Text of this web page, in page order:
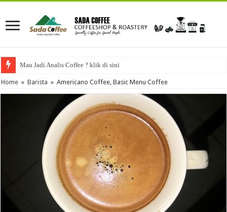
Mau Jadi Analis Coffee ? klik di sini
Home » Barista » Americano Coffee, Basic Menu Coffee